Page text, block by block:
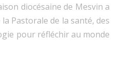
diocésaine de Mesvin a
Pastorale de la santé, des
pour réfléchir au monde